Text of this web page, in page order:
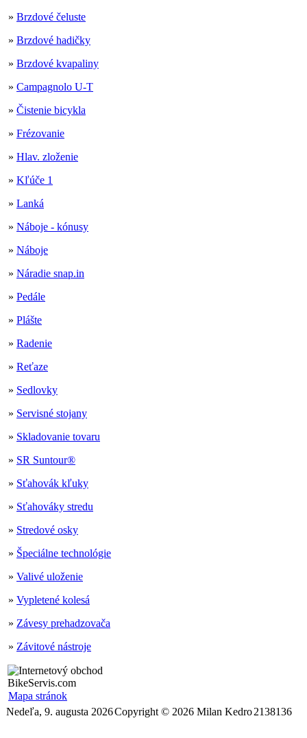
» Brzdové čeluste
» Brzdové hadičky
» Brzdové kvapaliny
» Campagnolo U-T
» Čistenie bicykla
» Frézovanie
» Hlav. zloženie
» Kľúče 1
» Lanká
» Náboje - kónusy
» Náboje
» Náradie snap.in
» Pedále
» Plášte
» Radenie
» Reťaze
» Sedlovky
» Servisné stojany
» Skladovanie tovaru
» SR Suntour®
» Sťahovák kľuky
» Sťahováky stredu
» Stredové osky
» Špeciálne technológie
» Valivé uloženie
» Vypletené kolesá
» Závesy prehadzovača
» Závitové nástroje
Mapa stránok
Nedeľa, 9. augusta 2026Copyright © 2026 Milan Kedro2138136